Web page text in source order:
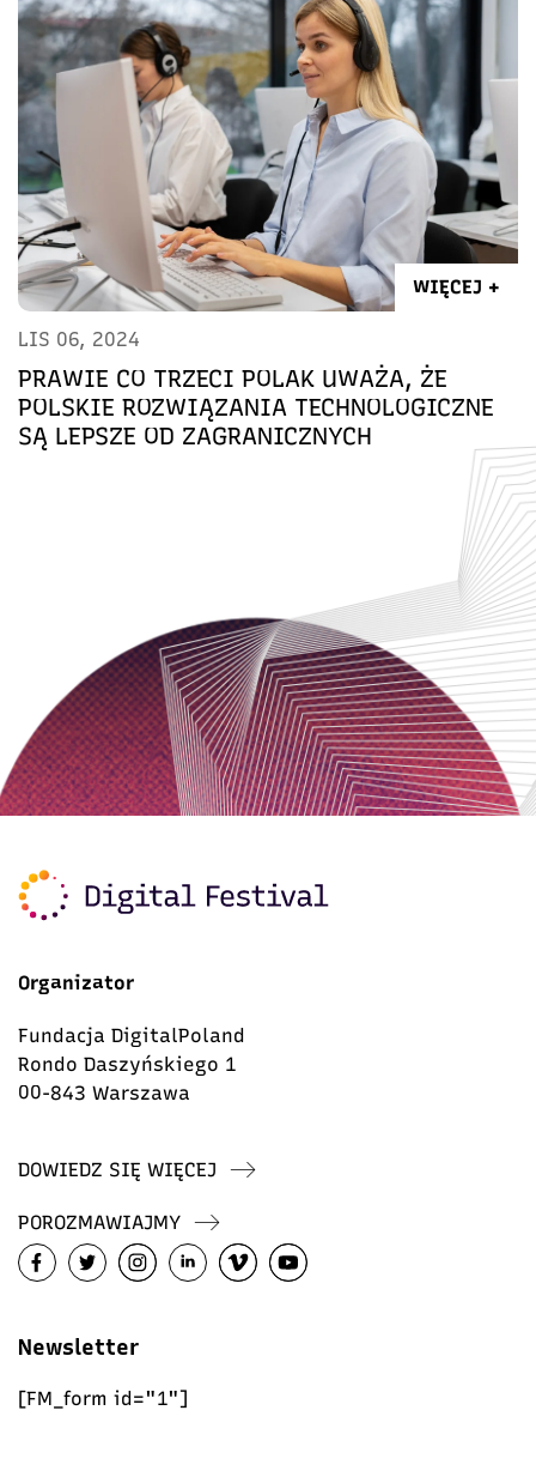
WIĘCEJ +
LIS 06, 2024
PRAWIE CO TRZECI POLAK UWAŻA, ŻE
POLSKIE ROZWIĄZANIA TECHNOLOGICZNE
SĄ LEPSZE OD ZAGRANICZNYCH
Organizator
Fundacja DigitalPoland
Rondo Daszyńskiego 1
00-843 Warszawa
DOWIEDZ SIĘ WIĘCEJ
POROZMAWIAJMY
Newsletter
[FM_form id="1"]